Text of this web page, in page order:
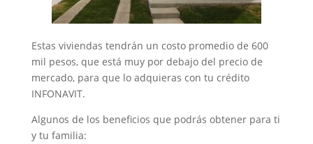
Estas viviendas tendrán un costo promedio de 600
mil pesos, que está muy por debajo del precio de
mercado, para que lo adquieras con tu crédito
INFONAVIT.
Algunos de los beneficios que podrás obtener para ti
y tu familia: